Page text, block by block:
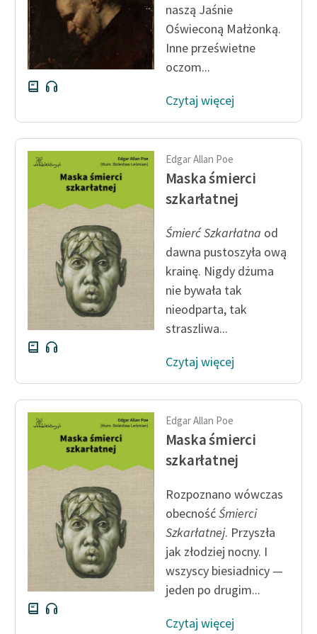
Zasady wykorzystania
Wolnych Lektur
Logotypy
Regulamin biblioteki
Dane fundacji i
sprawozdania finansowe
Regulamin darowizn
Informacja o treściach
wrażliwych
Deklaracja dostępności
naszą Jaśnie
Oświeconą Małżonką.
Inne prześwietne
oczom...
Czytaj więcej
Edgar Allan Poe
Maska śmierci
szkarłatnej
Śmierć Szkarłatna od
dawna pustoszyła ową
krainę. Nigdy dżuma
nie bywała tak
nieodparta, tak
straszliwa...
Czytaj więcej
Edgar Allan Poe
Maska śmierci
szkarłatnej
Rozpoznano wówczas
obecnośćŚmierci
Szkarłatnej. Przyszła
jak złodziej nocny. I
wszyscy biesiadnicy —
jeden po drugim...
Czytaj więcej